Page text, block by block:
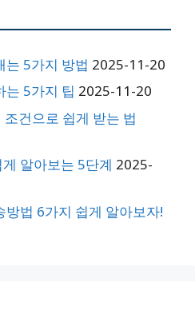
는 5가지 방법 2025-11-20
는 5가지 팁 2025-11-20
건으로 쉽게 받는 법
알아보는 5단계 2025-
법 6가지 쉽게 알아보자!